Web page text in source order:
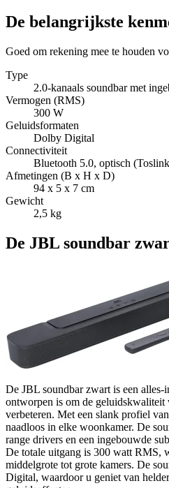
De belangrijkste
Goed om rekening mee te houden
Type
2.0-kanaals soundbar met
Vermogen (RMS)
300 W
Geluidsformaten
Dolby Digital
Connectiviteit
Bluetooth 5.0, optisch
Afmetingen (B x H x D)
94 x 5 x 7 cm
Gewicht
2,5 kg
De JBL soundbar
De JBL soundbar zwart is een alles-
ontworpen is om de
verbeteren. Met een slank profiel
naadloos in elke woonkamer. De
range drivers en een ingebouwde
De totale uitgang is 300 watt RMS,
middelgrote tot grote kamers. De
Digital, waardoor u geniet van